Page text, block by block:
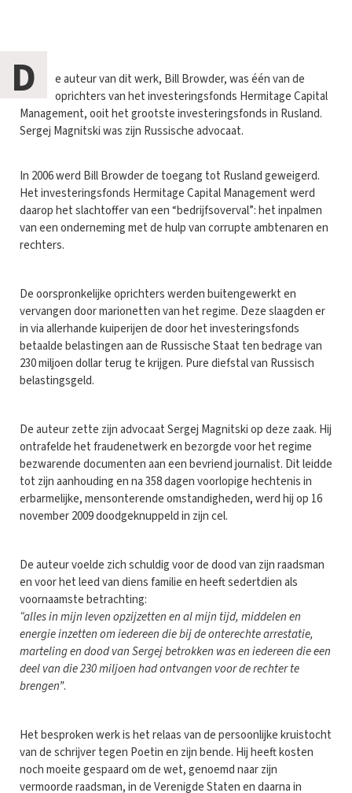
D
e auteur van dit werk, Bill Browder, was één van de
oprichters van het investeringsfonds Hermitage Capital
Management, ooit het grootste investeringsfonds in Rusland.
Sergej Magnitski was zijn Russische advocaat.
In 2006 werd Bill Browder de toegang tot Rusland geweigerd.
Het investeringsfonds Hermitage Capital Management werd
daarop het slachtoffer van een “bedrijfsoverval”: het inpalmen
van een onderneming met de hulp van corrupte ambtenaren en
rechters.
De oorspronkelijke oprichters werden buitengewerkt en
vervangen door marionetten van het regime. Deze slaagden er
in via allerhande kuiperijen de door het investeringsfonds
betaalde belastingen aan de Russische Staat ten bedrage van
230 miljoen dollar terug te krijgen. Pure diefstal van Russisch
belastingsgeld.
De auteur zette zijn advocaat Sergej Magnitski op deze zaak. Hij
ontrafelde het fraudenetwerk en bezorgde voor het regime
bezwarende documenten aan een bevriend journalist. Dit leidde
tot zijn aanhouding en na 358 dagen voorlopige hechtenis in
erbarmelijke, mensonterende omstandigheden, werd hij op 16
november 2009 doodgeknuppeld in zijn cel.
De auteur voelde zich schuldig voor de dood van zijn raadsman
en voor het leed van diens familie en heeft sedertdien als
voornaamste betrachting:
“alles in mijn leven opzijzetten en al mijn tijd, middelen en
energie inzetten om iedereen die bij de onterechte arrestatie,
marteling en dood van Sergej betrokken was en iedereen die een
deel van die 230 miljoen had ontvangen voor de rechter te
brengen”.
Het besproken werk is het relaas van de persoonlijke kruistocht
van de schrijver tegen Poetin en zijn bende. Hij heeft kosten
noch moeite gespaard om de wet, genoemd naar zijn
vermoorde raadsman, in de Verenigde Staten en daarna in